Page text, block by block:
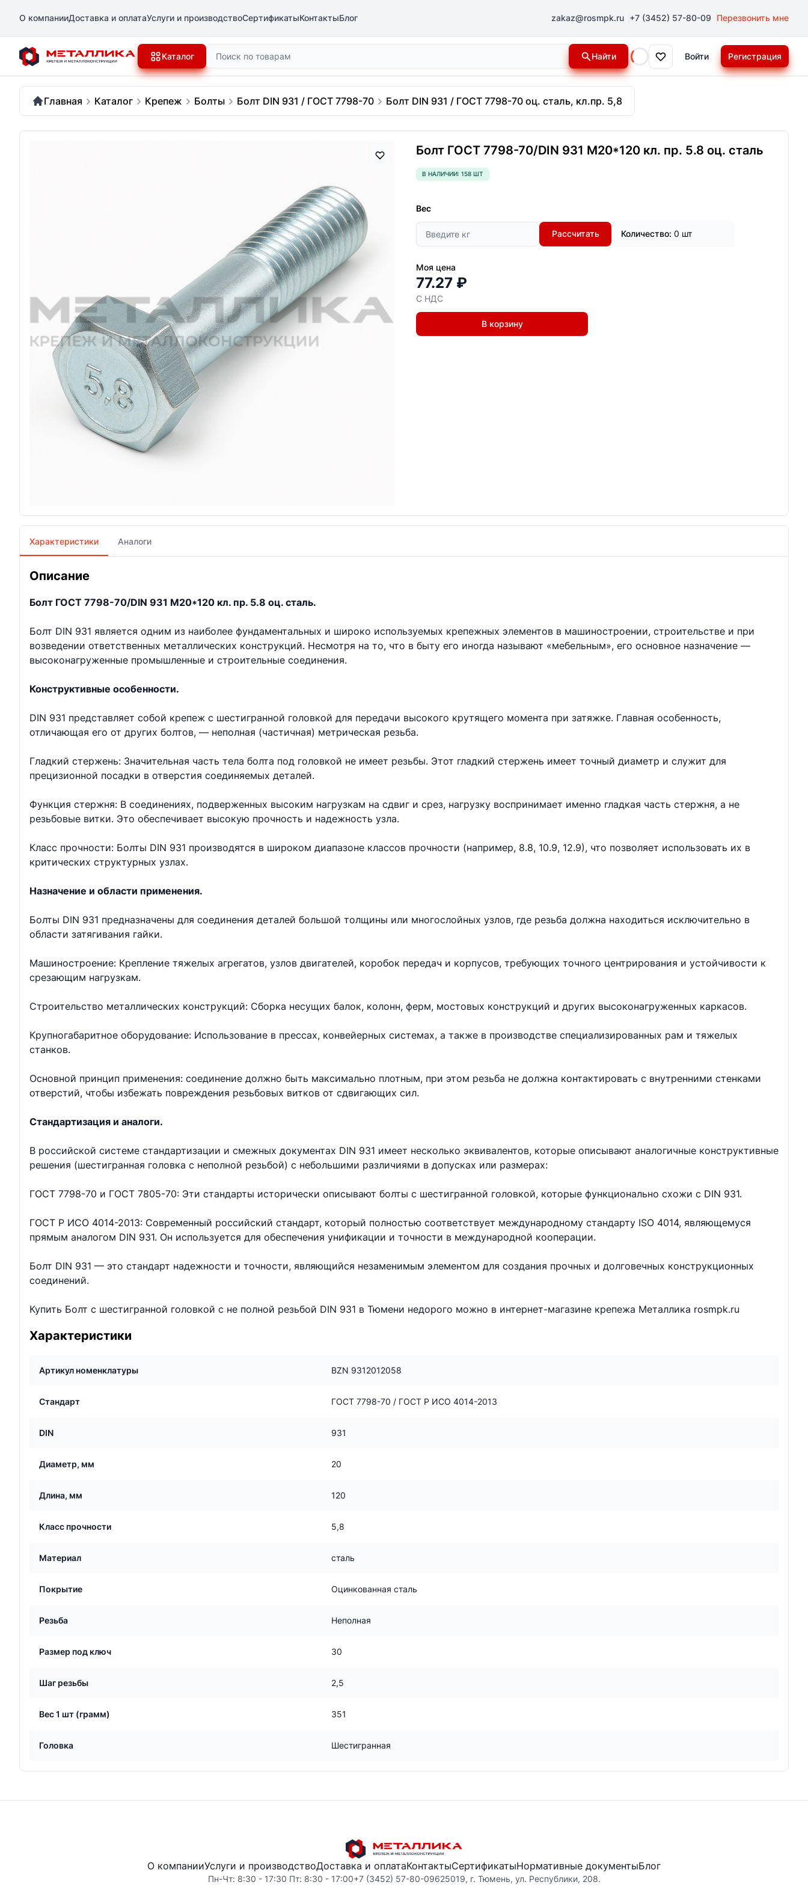
О компанииДоставка и оплатаУслуги и производствоСертификатыКонтактыБлог zakaz@rosmpk.ru +7 (3452) 57-80-09 Перезвонить мне
Каталог Поиск Найти
Loading...
Войти Регистрация
Главная Каталог Крепеж Болты Болт DIN 931 / ГОСТ 7798-70 Болт DIN 931 / ГОСТ 7798-70 оц. сталь, кл.пр. 5,8
Болт ГОСТ 7798-70/DIN 931 М20*120 кл. пр. 5.8 оц. сталь
В НАЛИЧИИ: 158 ШТ
Вес
Рассчитать Количество: 0 шт
Моя цена
77.27 ₽
С НДС
В корзину
Характеристики Аналоги
Описание
Болт ГОСТ 7798-70/DIN 931 М20*120 кл. пр. 5.8 оц. сталь.
Болт DIN 931 является одним из наиболее фундаментальных и широко используемых крепежных элементов в машиностроении, строительстве и при
возведении ответственных металлических конструкций. Несмотря на то, что в быту его иногда называют «мебельным», его основное назначение —
высоконагруженные промышленные и строительные соединения.
Конструктивные особенности.
DIN 931 представляет собой крепеж с шестигранной головкой для передачи высокого крутящего момента при затяжке. Главная особенность,
отличающая его от других болтов, — неполная (частичная) метрическая резьба.
Гладкий стержень: Значительная часть тела болта под головкой не имеет резьбы. Этот гладкий стержень имеет точный диаметр и служит для
прецизионной посадки в отверстия соединяемых деталей.
Функция стержня: В соединениях, подверженных высоким нагрузкам на сдвиг и срез, нагрузку воспринимает именно гладкая часть стержня, а не
резьбовые витки. Это обеспечивает высокую прочность и надежность узла.
Класс прочности: Болты DIN 931 производятся в широком диапазоне классов прочности (например, 8.8, 10.9, 12.9), что позволяет использовать их в
критических структурных узлах.
Назначение и области применения.
Болты DIN 931 предназначены для соединения деталей большой толщины или многослойных узлов, где резьба должна находиться исключительно в
области затягивания гайки.
Машиностроение: Крепление тяжелых агрегатов, узлов двигателей, коробок передач и корпусов, требующих точного центрирования и устойчивости к
срезающим нагрузкам.
Строительство металлических конструкций: Сборка несущих балок, колонн, ферм, мостовых конструкций и других высоконагруженных каркасов.
Крупногабаритное оборудование: Использование в прессах, конвейерных системах, а также в производстве специализированных рам и тяжелых
станков.
Основной принцип применения: соединение должно быть максимально плотным, при этом резьба не должна контактировать с внутренними стенками
отверстий, чтобы избежать повреждения резьбовых витков от сдвигающих сил.
Стандартизация и аналоги.
В российской системе стандартизации и смежных документах DIN 931 имеет несколько эквивалентов, которые описывают аналогичные конструктивные
решения (шестигранная головка с неполной резьбой) с небольшими различиями в допусках или размерах:
ГОСТ 7798-70 и ГОСТ 7805-70: Эти стандарты исторически описывают болты с шестигранной головкой, которые функционально схожи с DIN 931.
ГОСТ Р ИСО 4014-2013: Современный российский стандарт, который полностью соответствует международному стандарту ISO 4014, являющемуся
прямым аналогом DIN 931. Он используется для обеспечения унификации и точности в международной кооперации.
Болт DIN 931 — это стандарт надежности и точности, являющийся незаменимым элементом для создания прочных и долговечных конструкционных
соединений.
Купить Болт с шестигранной головкой с не полной резьбой DIN 931 в Тюмени недорого можно в интернет-магазине крепежа Металлика rosmpk.ru
Характеристики
Артикул номенклатуры BZN 9312012058
Стандарт ГОСТ 7798-70 / ГОСТ Р ИСО 4014-2013
DIN 931
Диаметр, мм 20
Длина, мм 120
Класс прочности 5,8
Материал сталь
Покрытие Оцинкованная сталь
Резьба Неполная
Размер под ключ 30
Шаг резьбы 2,5
Вес 1 шт (грамм) 351
Головка Шестигранная
О компанииУслуги и производствоДоставка и оплатаКонтактыСертификатыНормативные документыБлог
Пн-Чт: 8:30 - 17:30 Пт: 8:30 - 17:00+7 (3452) 57-80-09625019, г. Тюмень, ул. Республики, 208.